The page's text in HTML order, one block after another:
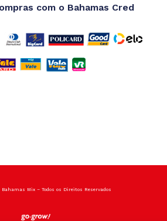
com o Bahamas Cred
Bahamas Mix – Todos os Direitos Reservados